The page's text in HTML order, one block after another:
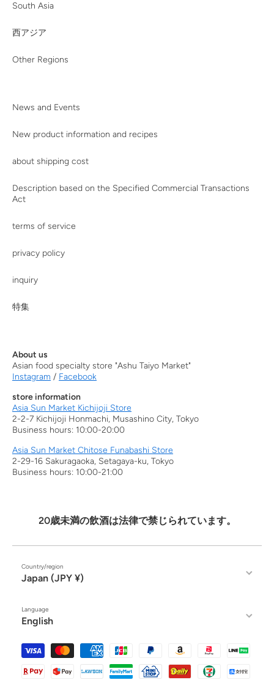
South Asia
西アジア
Other Regions
News and Events
New product information and recipes
about shipping cost
Description based on the Specified Commercial Transactions
Act
terms of service
privacy policy
inquiry
特集
About us
Asian food specialty store "Ashu Taiyo Market"
Instagram / Facebook
store information
Asia Sun Market Kichijoji Store
2-2-7 Kichijoji Honmachi, Musashino City, Tokyo
Business hours: 10:00-20:00
Asia Sun Market Chitose Funabashi Store
2-29-16 Sakuragaoka, Setagaya-ku, Tokyo
Business hours: 10:00-21:00
20歳未満の飲酒は法律で禁じられています。
Country/region
Japan (JPY ¥)
Language
English